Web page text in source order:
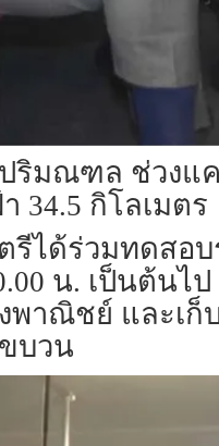
ริมณฑล ช่วงแ
34.5 กิโลเมตร
ได้ร่วมทดสอบ
น. เป็นต้นไ
พาณิชย์ และเ
บวน